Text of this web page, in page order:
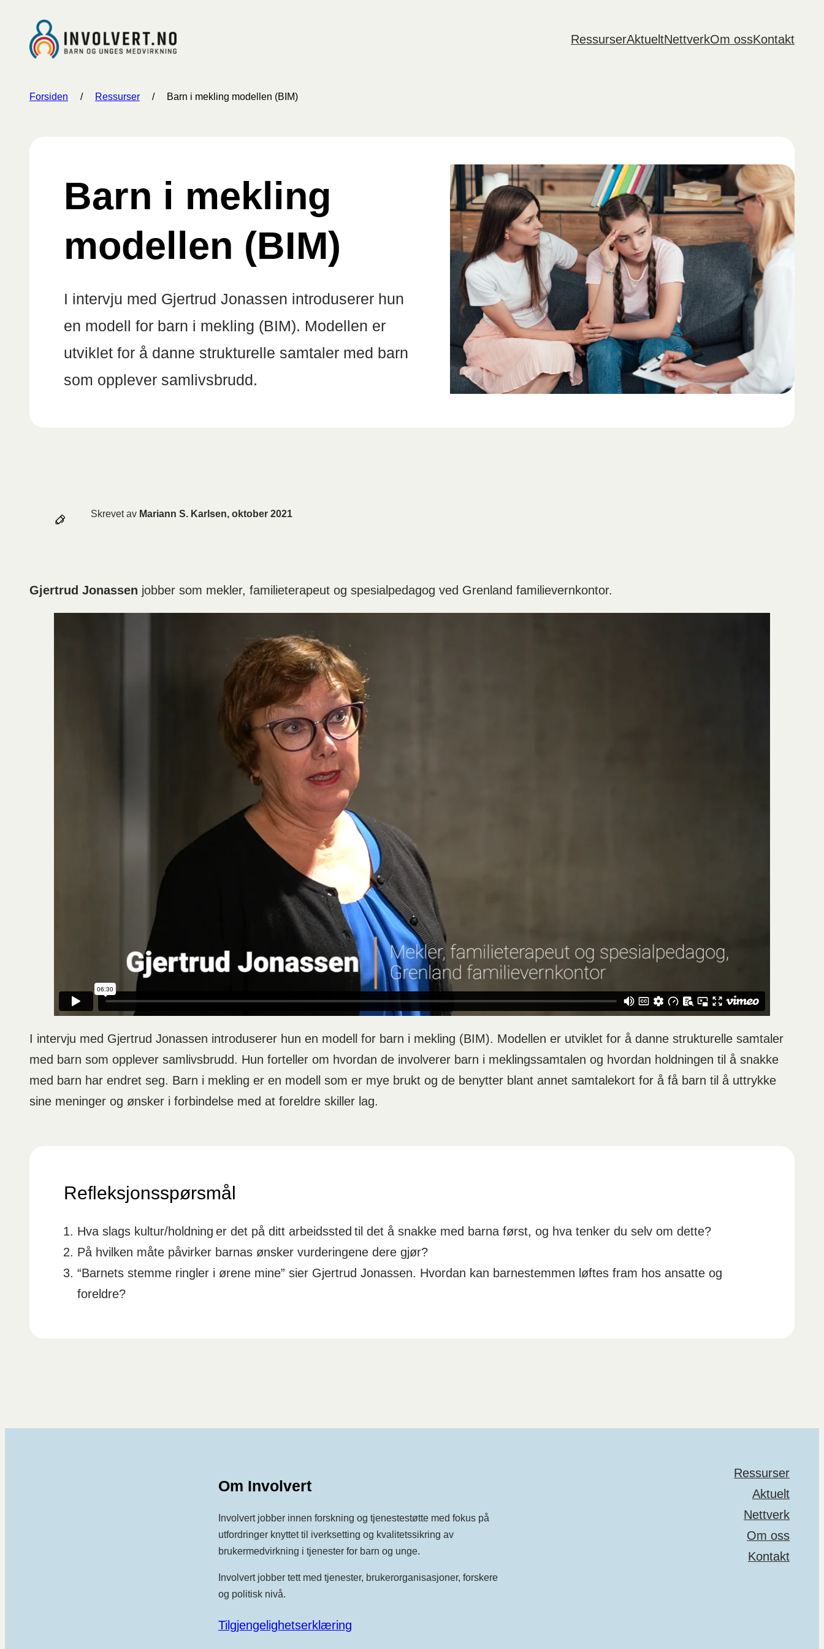
innhold
RessurserAktueltNettverkOm ossKontakt
Forsiden / Ressurser / Barn i mekling modellen (BIM)
Barn i mekling
modellen (BIM)
I intervju med Gjertrud Jonassen introduserer hun
en modell for barn i mekling (BIM). Modellen er
utviklet for å danne strukturelle samtaler med barn
som opplever samlivsbrudd.
Skrevet av Mariann S. Karlsen, oktober 2021
Gjertrud Jonassen jobber som mekler, familieterapeut og spesialpedagog ved Grenland familievernkontor.
I intervju med Gjertrud Jonassen introduserer hun en modell for barn i mekling (BIM). Modellen er utviklet for å danne strukturelle samtaler
med barn som opplever samlivsbrudd. Hun forteller om hvordan de involverer barn i meklingssamtalen og hvordan holdningen til å snakke
med barn har endret seg. Barn i mekling er en modell som er mye brukt og de benytter blant annet samtalekort for å få barn til å uttrykke
sine meninger og ønsker i forbindelse med at foreldre skiller lag.
Refleksjonsspørsmål
Hva slags kultur/holdning er det på ditt arbeidssted til det å snakke med barna først, og hva tenker du selv om dette?
På hvilken måte påvirker barnas ønsker vurderingene dere gjør?
“Barnets stemme ringler i ørene mine” sier Gjertrud Jonassen. Hvordan kan barnestemmen løftes fram hos ansatte og
foreldre?
Om Involvert
Involvert jobber innen forskning og tjenestestøtte med fokus på
utfordringer knyttet til iverksetting og kvalitetssikring av
brukermedvirkning i tjenester for barn og unge.
Involvert jobber tett med tjenester, brukerorganisasjoner, forskere
og politisk nivå.
Tilgjengelighetserklæring
Ressurser
Aktuelt
Nettverk
Om oss
Kontakt